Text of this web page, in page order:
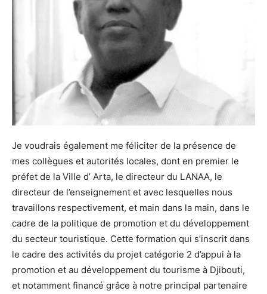
Je voudrais également me féliciter de la présence de
mes collègues et autorités locales, dont en premier le
préfet de la Ville d’ Arta, le directeur du LANAA, le
directeur de l’enseignement et avec lesquelles nous
travaillons respectivement, et main dans la main, dans le
cadre de la politique de promotion et du développement
du secteur touristique. Cette formation qui s’inscrit dans
le cadre des activités du projet catégorie 2 d’appui à la
promotion et au développement du tourisme à Djibouti,
et notamment financé grâce à notre principal partenaire